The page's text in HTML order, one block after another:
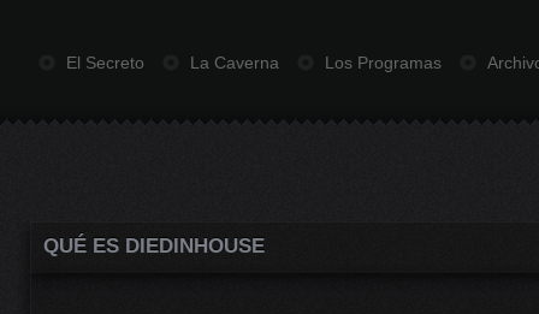
El Secreto La Caverna Los Programas
QUÉ ES DIEDINHOUSE